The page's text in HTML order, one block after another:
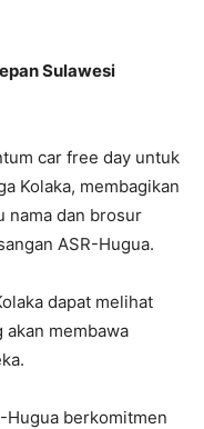
Sulawesi
car free day untuk
Kolaka, membagikan
nama dan brosur
ASR-Hugua.
dapat melihat
membawa
Hugua berkomitmen